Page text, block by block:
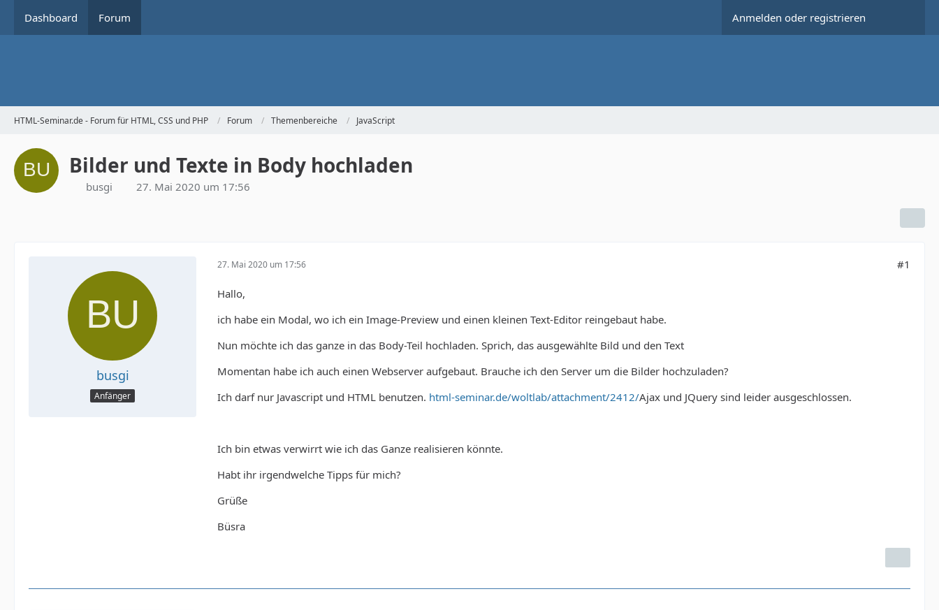
Dashboard Forum Anmelden oder registrieren
HTML-Seminar.de - Forum für HTML, CSS und PHP Forum Themenbereiche JavaScript
Bilder und Texte in Body hochladen
busgi 27. Mai 2020 um 17:56
busgi
Anfänger
27. Mai 2020 um 17:56 #1
Hallo,
ich habe ein Modal, wo ich ein Image-Preview und einen kleinen Text-Editor reingebaut habe.
Nun möchte ich das ganze in das Body-Teil hochladen. Sprich, das ausgewählte Bild und den Text
Momentan habe ich auch einen Webserver aufgebaut. Brauche ich den Server um die Bilder hochzuladen?
Ich darf nur Javascript und HTML benutzen. html-seminar.de/woltlab/attachment/2412/Ajax und JQuery sind leider ausgeschlossen.
Ich bin etwas verwirrt wie ich das Ganze realisieren könnte.
Habt ihr irgendwelche Tipps für mich?
Grüße
Büsra